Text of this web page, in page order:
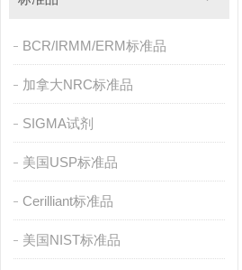
BCR/IRMM/ERM标准品
加拿大NRC标准品
SIGMA试剂
美国USP标准品
Cerilliant标准品
美国NIST标准品